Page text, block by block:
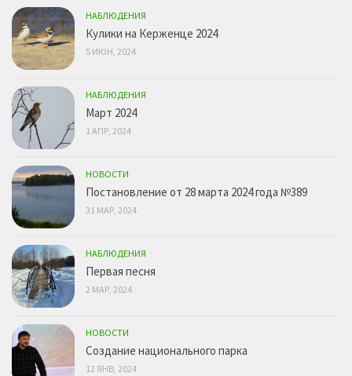
НАБЛЮДЕНИЯ
Кулики на Керженце 2024
5 ИЮН, 2024
НАБЛЮДЕНИЯ
Март 2024
1 АПР, 2024
НОВОСТИ
Постановление от 28 марта 2024 года №389
31 МАР, 2024
НАБЛЮДЕНИЯ
Первая песня
2 МАР, 2024
НОВОСТИ
Создание национального парка
12 ЯНВ, 2024